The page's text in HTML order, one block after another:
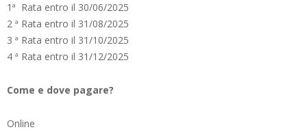
1ª Rata entro il 30/06/2025
2 ª Rata entro il 31/08/2025
3 ª Rata entro il 31/10/2025
4 ª Rata entro il 31/12/2025
Come e dove pagare?
Online